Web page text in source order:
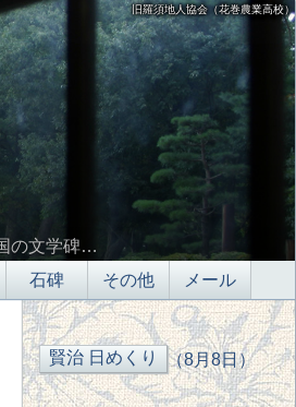
旧羅須地人協会（花巻農業高校）
の文学碑…
石碑 その他 メール
（8月8日）